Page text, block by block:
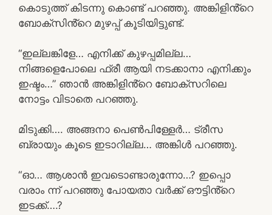
കൊടുത്ത് കിടന്നു കൊണ്ട് പറഞ്ഞു. അങ്കിളിൻ്റെ
ബോക്സിൻ്റെ മുഴപ്പ് കൂടിയിട്ടുണ്ട്.
“ഇല്ലങ്കിളേ… എനിക്ക് കുഴപ്പമില്ല…
നിങ്ങളെപോലെ ഫ്രീ ആയി നടക്കാനാ എനിക്കും
ഇഷ്ടം…” ഞാൻ അങ്കിളിൻ്റെ ബോക്സറിലെ
നോട്ടം വിടാതെ പറഞ്ഞു.
മിടുക്കി…. അങ്ങനാ പെൺപിള്ളേർ… ട്രീസ
ബ്രായും കൂടെ ഇടാറില്ല… അങ്കിൾ പറഞ്ഞു.
“ഓ… ആശാൻ ഇവടൊണ്ടാരുന്നോ…? ഇപ്പൊ
വരാം ന്ന് പറഞ്ഞു പോയതാ വർക്ക് ഔട്ടിൻ്റെ
ഇടക്ക്….?